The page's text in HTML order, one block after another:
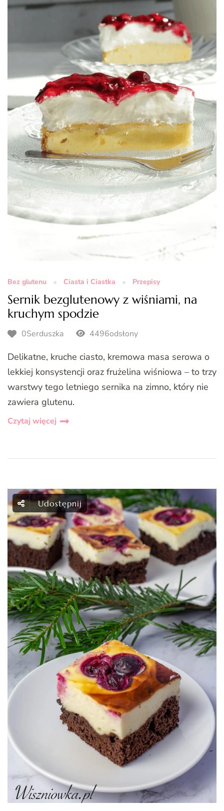
Bez glutenu Ciasta i Ciastka Przepisy
Sernik bezglutenowy z wiśniami, na
kruchym spodzie
0Serduszka 4496odsłony
Delikatne, kruche ciasto, kremowa masa serowa o
lekkiej konsystencji oraz frużelina wiśniowa – to trzy
warstwy tego letniego sernika na zimno, który nie
zawiera glutenu.
Czytaj więcej
Udostępnij